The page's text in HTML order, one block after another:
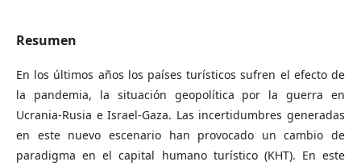
Resumen
En los últimos años los países turísticos sufren el efecto de
la pandemia, la situación geopolítica por la guerra en
Ucrania-Rusia e Israel-Gaza. Las incertidumbres generadas
en este nuevo escenario han provocado un cambio de
paradigma en el capital humano turístico (KHT). En este